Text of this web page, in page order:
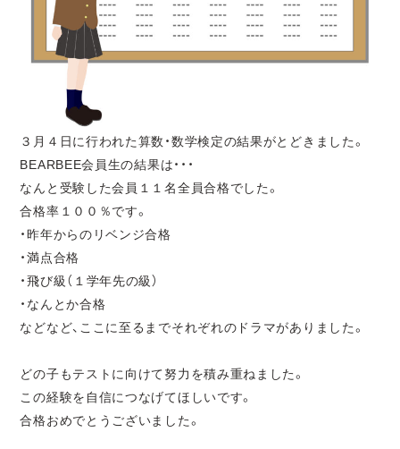
３月４日に行われた算数・数学検定の結果がとどきました。
BEARBEE会員生の結果は・・・
なんと受験した会員１１名全員合格でした。
合格率１００％です。
・昨年からのリベンジ合格
・満点合格
・飛び級（１学年先の級）
・なんとか合格
などなど、ここに至るまでそれぞれのドラマがありました。
どの子もテストに向けて努力を積み重ねました。
この経験を自信につなげてほしいです。
合格おめでとうございました。